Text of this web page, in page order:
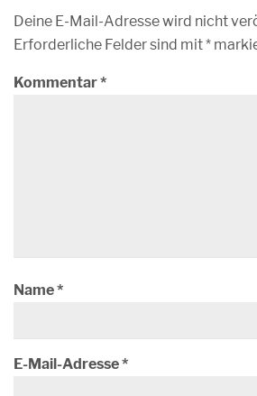
Deine E-Mail-Adresse wird nicht
Erforderliche Felder sind mit*
Kommentar*
Name*
E-Mail-Adresse*